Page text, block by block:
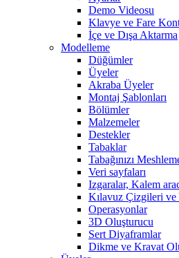
Demo Videosu
Klavye ve Fare
İçe ve Dışa Aktarma
Modelleme
Düğümler
Üyeler
Akraba Üyeler
Montaj Şablonları
Bölümler
Malzemeler
Destekler
Tabaklar
Tabağınızı
Veri sayfaları
Izgaralar, Kalem
Kılavuz Çizgileri
Operasyonlar
3D Oluşturucu
Sert Diyaframlar
Dikme ve Kravat